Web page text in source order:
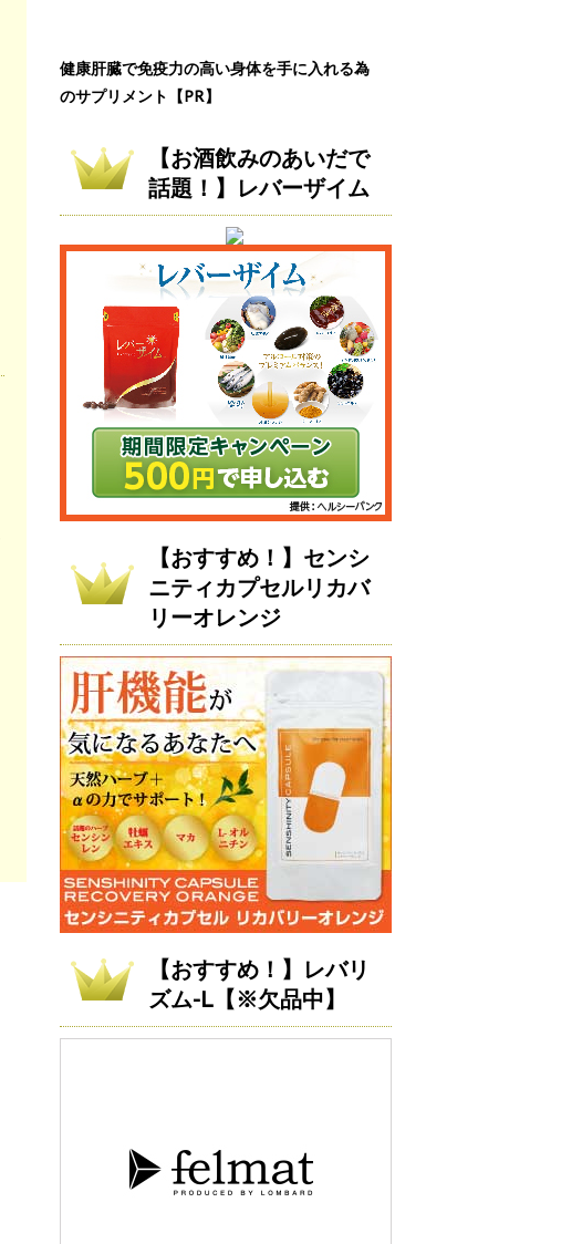
健康肝臓で免疫力の高い身体を手に入れる為
のサプリメント【PR】
【お酒飲みのあいだで
話題！】レバーザイム
【おすすめ！】センシ
ニティカプセルリカバ
リーオレンジ
【おすすめ！】レバリ
ズム-L【※欠品中】